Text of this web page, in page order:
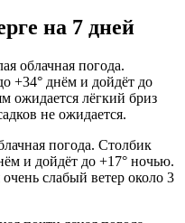
на 7 дней
облачная погода.
+34° днём и дойдёт до
ожидается лёгкий бриз
не ожидается.
погода. Столбик
и дойдёт до +17° ночью.
слабый ветер около 3